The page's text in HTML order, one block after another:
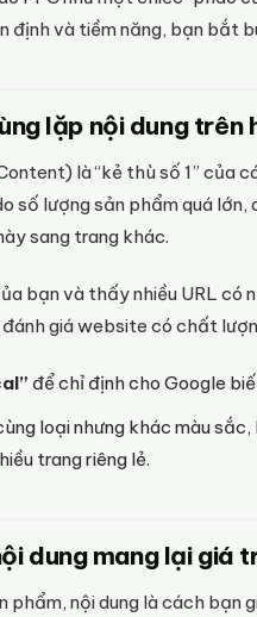
định và tiềm năng, bạn bắt
lặp nội dung trên
là “kẻ thù số 1” của
số lượng sản phẩm quá
sang trang khác.
bạn và thấy nhiều URL có
giá website có chất
để chỉ định cho Google
loại nhưng khác màu
trang riêng lẻ.
dung mang lại giá
phẩm, nội dung là cách